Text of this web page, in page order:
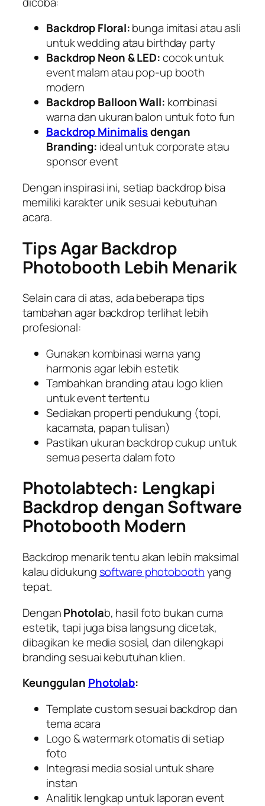
Backdrop Floral:bunga imitasi atau asli
untuk wedding atau birthday party
Backdrop Neon & LED:cocok untuk
event malam atau pop-up booth
modern
Backdrop Balloon Wall: kombinasi
warna dan ukuran balon untuk foto fun
Backdrop Minimalisdengan
Branding: ideal untuk corporate atau
sponsor event
Dengan inspirasi ini, setiap backdrop bisa
memiliki karakter unik sesuai kebutuhan
acara.
Tips Agar Backdrop
Photobooth Lebih Menarik
Selain cara di atas, ada beberapa tips
tambahan agar backdrop terlihat lebih
profesional:
Gunakan kombinasi warna yang
harmonis agar lebih estetik
Tambahkan branding atau logo klien
untuk event tertentu
Sediakan properti pendukung (topi,
kacamata, papan tulisan)
Pastikan ukuran backdrop cukup untuk
semua peserta dalam foto
Photolabtech: Lengkapi
Backdrop dengan Software
Photobooth Modern
Backdrop menarik tentu akan lebih maksimal
kalau didukung software photoboothyang
tepat.
DenganPhotolab, hasil foto bukan cuma
estetik, tapi juga bisa langsung dicetak,
dibagikan ke media sosial, dan dilengkapi
branding sesuai kebutuhan klien.
Keunggulan Photolab:
Template custom sesuai backdrop dan
tema acara
Logo & watermark otomatis di setiap
foto
Integrasi media sosial untuk share
instan
Analitik lengkap untuk laporan event